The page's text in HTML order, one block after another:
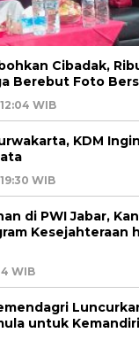
Cibadak,
Berebut Foto
WIB
KDM
WIB
di PWI Jabar,
Kesejahteraan
WIB
untuk